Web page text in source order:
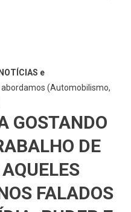
NOTÍCIAS e
(Automobilismo,
GOSTANDO
DE
FALADOS